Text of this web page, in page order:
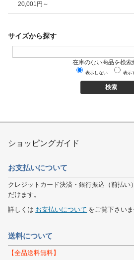
20,001円～
サイズから探す
在庫のない商品を検索
表示しない 表示
ショッピングガイド
お支払いについて
クレジットカード決済・銀行振込（前払い
だけます。
詳しくは お支払いについて をご覧下さいま
送料について
【全品送料無料】